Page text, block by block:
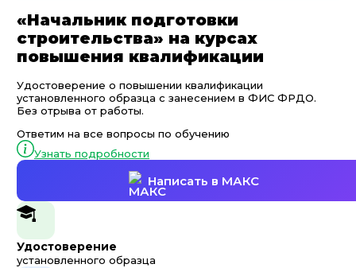
«Начальник подготовки
строительства» на курсах
повышения квалификации
Удостоверение о повышении квалификации
установленного образца с занесением в ФИС ФРДО.
Без отрыва от работы.
Ответим на все вопросы по обучению
Узнать подробности
Написать в МАКС
Удостоверение
установленного образца